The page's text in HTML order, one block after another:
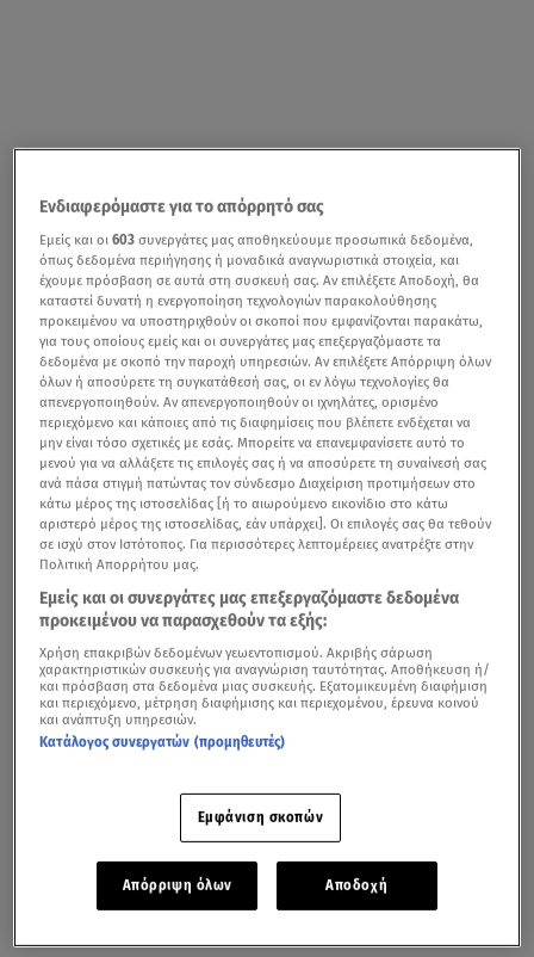
Ενδιαφερόμαστε για το απόρρητό σας
Εμείς και οι603 συνεργάτες μας αποθηκεύουμε προσωπικά δεδομένα,
όπως δεδομένα περιήγησης ή μοναδικά αναγνωριστικά στοιχεία, και
έχουμε πρόσβαση σε αυτά στη συσκευή σας. Αν επιλέξετε Αποδοχή, θα
καταστεί δυνατή η ενεργοποίηση τεχνολογιών παρακολούθησης
προκειμένου να υποστηριχθούν οι σκοποί που εμφανίζονται παρακάτω,
για τους οποίους εμείς και οι συνεργάτες μας επεξεργαζόμαστε τα
δεδομένα με σκοπό την παροχή υπηρεσιών. Αν επιλέξετε Απόρριψη όλων
όλων ή αποσύρετε τη συγκατάθεσή σας, οι εν λόγω τεχνολογίες θα
απενεργοποιηθούν. Αν απενεργοποιηθούν οι ιχνηλάτες, ορισμένο
περιεχόμενο και κάποιες από τις διαφημίσεις που βλέπετε ενδέχεται να
μην είναι τόσο σχετικές με εσάς. Μπορείτε να επανεμφανίσετε αυτό το
μενού για να αλλάξετε τις επιλογές σας ή να αποσύρετε τη συναίνεσή σας
ανά πάσα στιγμή πατώντας τον σύνδεσμο Διαχείριση προτιμήσεων στο
κάτω μέρος της ιστοσελίδας [ή το αιωρούμενο εικονίδιο στο κάτω
αριστερό μέρος της ιστοσελίδας, εάν υπάρχει]. Οι επιλογές σας θα τεθούν
σε ισχύ στον Ιστότοπος. Για περισσότερες λεπτομέρειες ανατρέξτε στην
Πολιτική Απορρήτου μας.
Εμείς και οι συνεργάτες μας επεξεργαζόμαστε δεδομένα
προκειμένου να παρασχεθούν τα εξής:
Χρήση επακριβών δεδομένων γεωεντοπισμού. Ακριβής σάρωση
χαρακτηριστικών συσκευής για αναγνώριση ταυτότητας. Αποθήκευση ή/
και πρόσβαση στα δεδομένα μιας συσκευής. Εξατομικευμένη διαφήμιση
και περιεχόμενο, μέτρηση διαφήμισης και περιεχομένου, έρευνα κοινού
και ανάπτυξη υπηρεσιών.
Κατάλογος συνεργατών (προμηθευτές)
Εμφάνιση σκοπών
Απόρριψη όλων Αποδοχή